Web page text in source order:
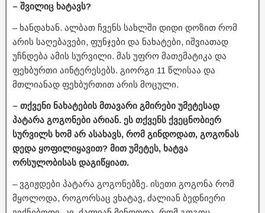
– შვილიც ხატავს?
– ხანდახან. ალბათ ჩვენს სახლში დიდი დოზით რომ
არის საღებავები, ფუნჯები და ნახატები, იშვიათად
უჩნდება ამის სურვილი. მას უფრო მათემატიკა და
ფეხბურთი აინტერესებს. გიორგი 11 წლისაა და
მთლიანად ფეხბურთით არის მოცული.
– თქვენი ნახატების მთავარი გმირები უმეტესად
პატარა გოგონები არიან. ეს თქვენს ქვეცნობიერ
სურვილს ხომ არ ასახავს, რომ გინდოდათ, გოგონას
დედა ყოფილიყავით? მით უმეტეს, ხატვა
ორსულობისას დაგიწყიათ.
– ვგიჟდები პატარა გოგონებზე. ისეთი გოგონა რომ
მყოლოდა, როგორსაც ვხატავ, ძალიან ბედნიერი